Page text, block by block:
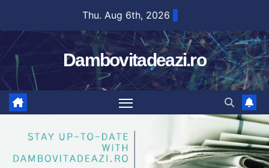
content
Thu. Aug 6th, 2026
Dambovitadeazi.ro